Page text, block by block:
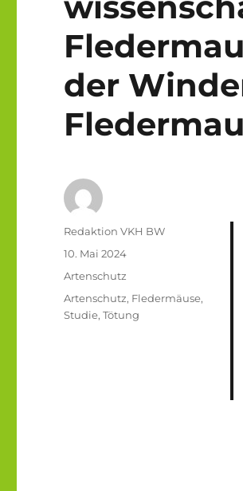
der
Autor
Redaktion VKH BW
Veröffentlicht
10. Mai 2024
Kategorien
Artenschutz
Schlagwörter
Artenschutz, Fledermäuse,
Studie,Tötung